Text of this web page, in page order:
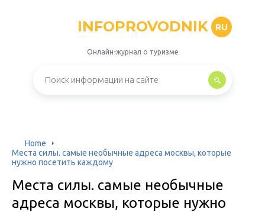
INFOPROVODNIK RU
Онлайн-журнал о туризме
Home
Места силы. самые необычные адреса москвы, которые
нужно посетить каждому
Места силы. самые необычные
адреса москвы, которые нужно